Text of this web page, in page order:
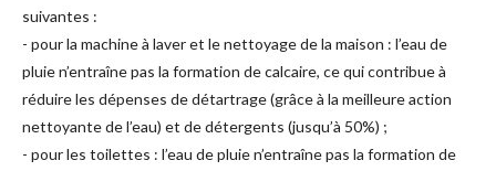
suivantes :
- pour la machine à laver et le nettoyage de la maison : l’eau de
pluie n’entraîne pas la formation de calcaire, ce qui contribue à
réduire les dépenses de détartrage (grâce à la meilleure action
nettoyante de l’eau) et de détergents (jusqu’à 50%) ;
- pour les toilettes : l’eau de pluie n’entraîne pas la formation de